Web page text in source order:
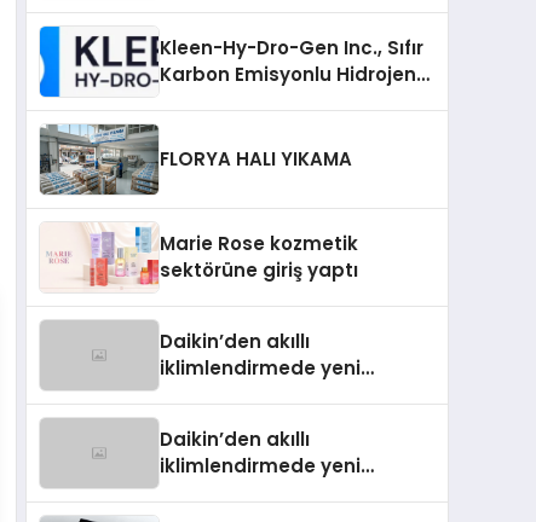
Kleen-Hy-Dro-Gen Inc., Sıfır
Karbon Emisyonlu Hidrojen
Aldı
FLORYA HALI YIKAMA
Marie Rose kozmetik
sektörüne giriş yaptı
Daikin’den akıllı
iklimlendirmede yeni
Daikin’den akıllı
iklimlendirmede yeni